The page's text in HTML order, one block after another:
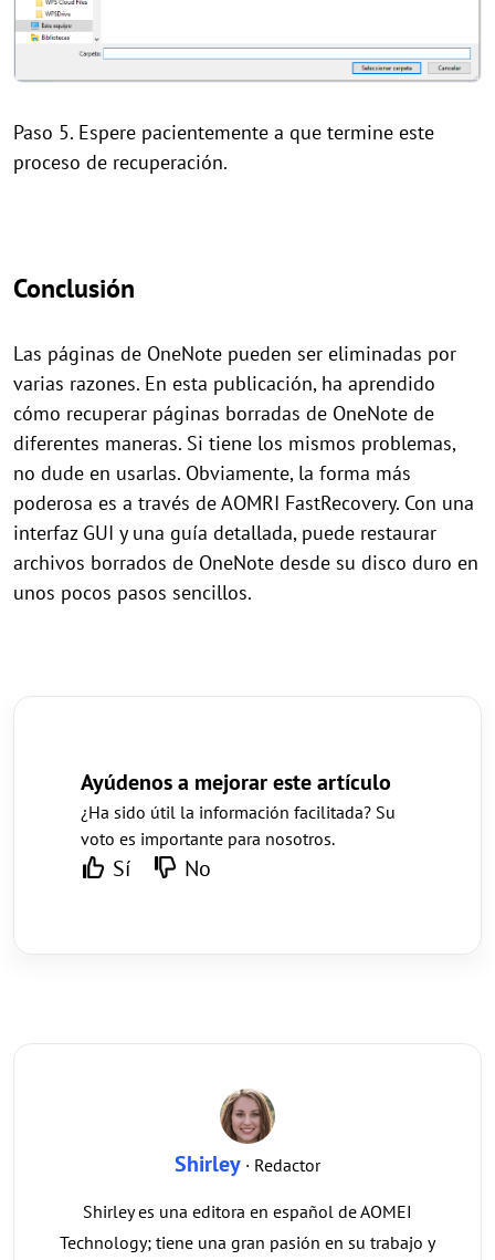
Paso 5. Espere pacientemente a que termine este
proceso de recuperación.
Conclusión
Las páginas de OneNote pueden ser eliminadas por
varias razones. En esta publicación, ha aprendido
cómo recuperar páginas borradas de OneNote de
diferentes maneras. Si tiene los mismos problemas,
no dude en usarlas. Obviamente, la forma más
poderosa es a través de AOMRI FastRecovery. Con una
interfaz GUI y una guía detallada, puede restaurar
archivos borrados de OneNote desde su disco duro en
unos pocos pasos sencillos.
Ayúdenos a mejorar este artículo
¿Ha sido útil la información facilitada? Su
voto es importante para nosotros.
Sí No
Shirley · Redactor
Shirley es una editora en español de AOMEI
Technology; tiene una gran pasión en su trabajo y